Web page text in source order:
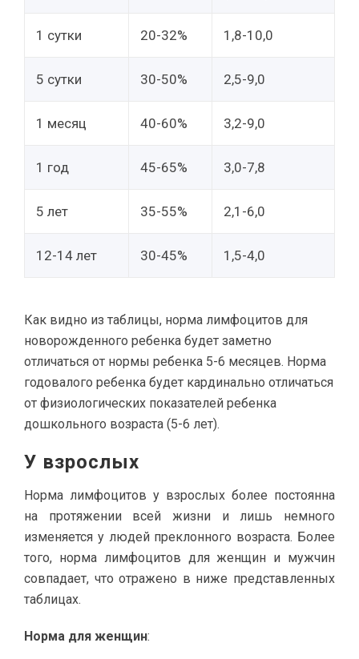
1 сутки 20-32% 1,8-10,0
5 сутки 30-50% 2,5-9,0
1 месяц 40-60% 3,2-9,0
1 год 45-65% 3,0-7,8
5 лет 35-55% 2,1-6,0
12-14 лет 30-45% 1,5-4,0
Как видно из таблицы, норма лимфоцитов для
новорожденного ребенка будет заметно
отличаться от нормы ребенка 5-6 месяцев. Норма
годовалого ребенка будет кардинально отличаться
от физиологических показателей ребенка
дошкольного возраста (5-6 лет).
У взрослых
Норма лимфоцитов у взрослых более постоянна
на протяжении всей жизни и лишь немного
изменяется у людей преклонного возраста. Более
того, норма лимфоцитов для женщин и мужчин
совпадает, что отражено в ниже представленных
таблицах.
Норма для женщин: